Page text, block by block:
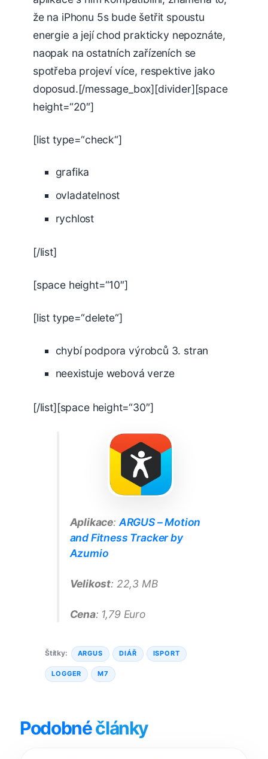
že na iPhonu 5s bude šetřit spoustu
energie a její chod prakticky nepoznáte,
naopak na ostatních zařízeních se
spotřeba projeví více, respektive jako
doposud.[/message_box][divider][space
height=“20″]
[list type=“check“]
grafika
ovladatelnost
rychlost
[/list]
[space height=“10″]
[list type=“delete“]
chybí podpora výrobců 3. stran
neexistuje webová verze
[/list][space height=“30″]
Aplikace: ARGUS – Motion
and Fitness Tracker by
Azumio
Velikost: 22,3 MB
Cena: 1,79 Euro
Štítky: ARGUS DIÁŘ ISPORT
LOGGER M7
Podobnéčlánky